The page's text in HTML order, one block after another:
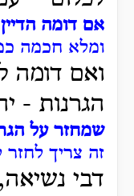
אם דומה
ומלא חכמה
ואם דומה
הגרנות -
שמחזר על
זה צריך
דבי